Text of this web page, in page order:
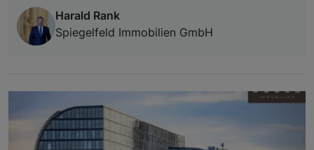
Harald Rank
Spiegelfeld Immobilien GmbH